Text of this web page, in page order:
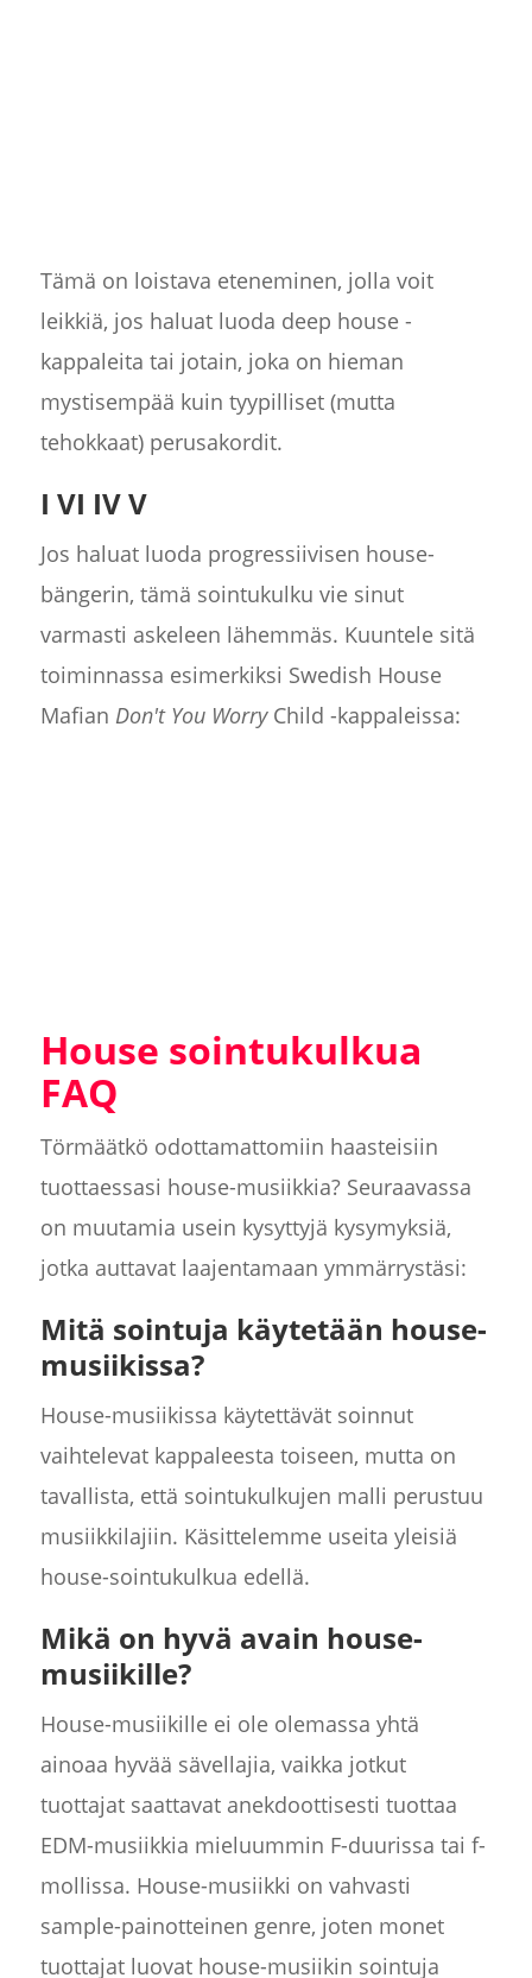
Tämä on loistava eteneminen, jolla voit
leikkiä, jos haluat luoda deep house -
kappaleita tai jotain, joka on hieman
mystisempää kuin tyypilliset (mutta
tehokkaat) perusakordit.
I VI IV V
Jos haluat luoda progressiivisen house-
bängerin, tämä sointukulku vie sinut
varmasti askeleen lähemmäs. Kuuntele sitä
toiminnassa esimerkiksi Swedish House
Mafian Don't You WorryChild -kappaleissa:
House sointukulkua
FAQ
Törmäätkö odottamattomiin haasteisiin
tuottaessasi house-musiikkia? Seuraavassa
on muutamia usein kysyttyjä kysymyksiä,
jotka auttavat laajentamaan ymmärrystäsi:
Mitä sointuja käytetään house-
musiikissa?
House-musiikissa käytettävät soinnut
vaihtelevat kappaleesta toiseen, mutta on
tavallista, että sointukulkujen malli perustuu
musiikkilajiin. Käsittelemme useita yleisiä
house-sointukulkua edellä.
Mikä on hyvä avain house-
musiikille?
House-musiikille ei ole olemassa yhtä
ainoaa hyvää sävellajia, vaikka jotkut
tuottajat saattavat anekdoottisesti tuottaa
EDM-musiikkia mieluummin F-duurissa tai f-
mollissa. House-musiikki on vahvasti
sample-painotteinen genre, joten monet
tuottajat luovat house-musiikin sointuja